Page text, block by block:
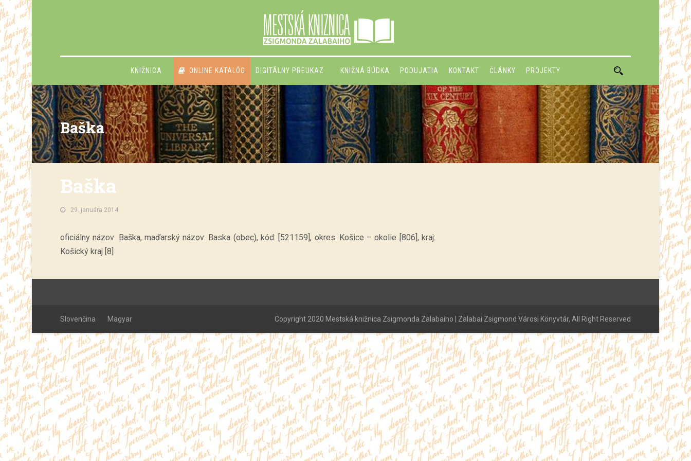
KNIŽNICA ONLINE KATALÓG DIGITÁLNY PREUKAZ KNIŽNÁ BÚDKA PODUJATIA KONTAKT ČLÁNKY PROJEKTY
Baška
Baška
29. januára 2014.
oficiálny názov: Baška, maďarský názov: Baska (obec), kód: [521159], okres: Košice – okolie [806], kraj:
Košický kraj [8]
Slovenčina Magyar Copyright 2020 Mestská knižnica Zsigmonda Zalabaiho | Zalabai Zsigmond Városi Könyvtár, All Right Reserved